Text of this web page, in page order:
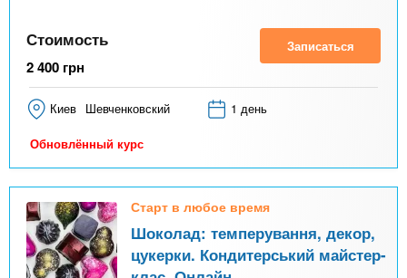
Стоимость
2 400 грн
Записаться
Киев Шевченковский 1 день
Обновлённый курс
Старт в любое время
Шоколад: темперування, декор,
цукерки. Кондитерський майстер-